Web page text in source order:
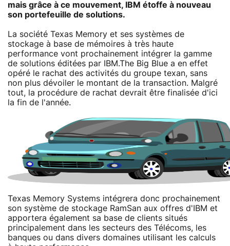
mais grâce à ce mouvement, IBM étoffe à nouveau
son portefeuille de solutions.
La société Texas Memory et ses systèmes de
stockage à base de mémoires à très haute
performance vont prochainement intégrer la gamme
de solutions éditées par IBM.The Big Blue a en effet
opéré le rachat des activités du groupe texan, sans
non plus dévoiler le montant de la transaction. Malgré
tout, la procédure de rachat devrait être finalisée d'ici
la fin de l'année.
Texas Memory Systems intégrera donc prochainement
son système de stockage RamSan aux offres d'IBM et
apportera également sa base de clients situés
principalement dans les secteurs des Télécoms, les
banques ou dans divers domaines utilisant les calculs